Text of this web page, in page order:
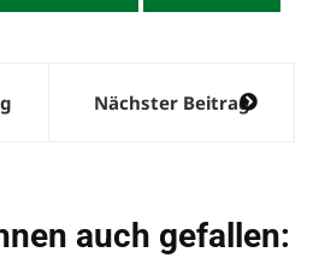
Nächster Beitrag
auch gefallen: